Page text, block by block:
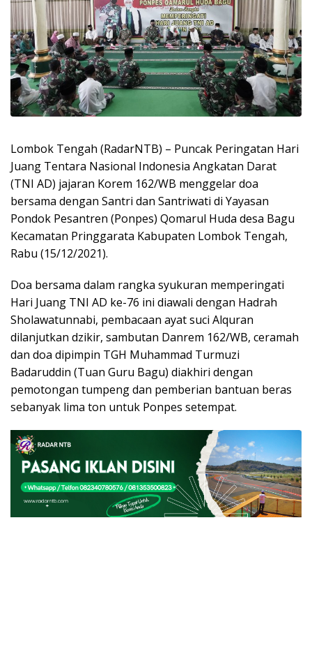
Lombok Tengah (RadarNTB) – Puncak Peringatan Hari
Juang Tentara Nasional Indonesia Angkatan Darat
(TNI AD) jajaran Korem 162/WB menggelar doa
bersama dengan Santri dan Santriwati di Yayasan
Pondok Pesantren (Ponpes) Qomarul Huda desa Bagu
Kecamatan Pringgarata Kabupaten Lombok Tengah,
Rabu (15/12/2021).
Doa bersama dalam rangka syukuran memperingati
Hari Juang TNI AD ke-76 ini diawali dengan Hadrah
Sholawatunnabi, pembacaan ayat suci Alquran
dilanjutkan dzikir, sambutan Danrem 162/WB, ceramah
dan doa dipimpin TGH Muhammad Turmuzi
Badaruddin (Tuan Guru Bagu) diakhiri dengan
pemotongan tumpeng dan pemberian bantuan beras
sebanyak lima ton untuk Ponpes setempat.